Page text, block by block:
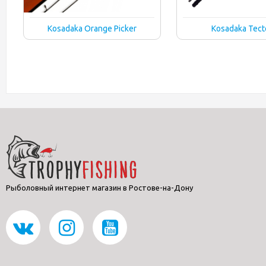
Kosadaka Orange Picker Kosadaka
Рыболовный интернет магазин в Ростове-на-Дону